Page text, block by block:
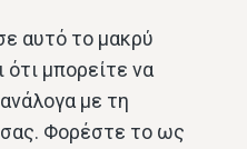
αυτό το μακρύ
ότι μπορείτε να
με τη
σας. Φορέστε το ως